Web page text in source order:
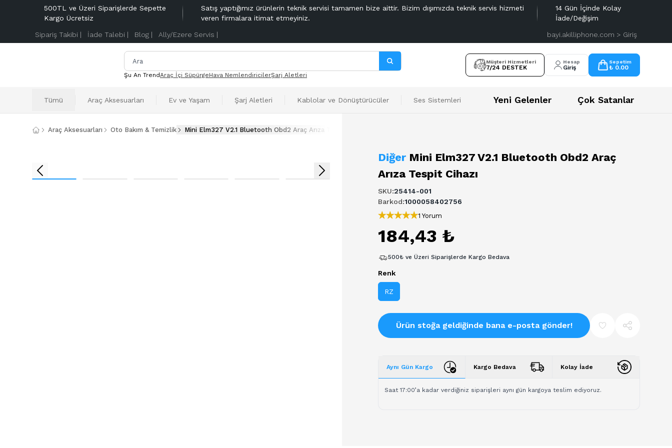
500TL ve Üzeri Siparişlerde Sepette
Kargo Ücretsiz
Satış yaptığımız ürünlerin teknik servisi tamamen bize aittir. Bizim dışımızda teknik servis hizmeti
veren firmalara itimat etmeyiniz.
14 Gün İçinde Kolay
İade/Değişim
Sipariş Takibi | İade Talebi | Blog | Ally/Ezere Servis | bayi.akilliphone.com > Giriş
Şu An TrendAraç İçi SüpürgeHava NemlendiricilerŞarj Aletleri
Müşteri Hizmetleri
7/24 DESTEK
Hesap
Giriş
Sepetim
₺ 0.00
Tümü Araç Aksesuarları Ev ve Yaşam Şarj Aletleri Kablolar ve Dönüştürücüler Ses Sistemleri Yeni Gelenler Çok Satanlar
Araç Aksesuarları Oto Bakım & Temizlik Mini Elm327 V2.1 Bluetooth Obd2 Araç Arıza Tespit Cihazı
Diğer Mini Elm327 V2.1 Bluetooth Obd2 Araç
Arıza Tespit Cihazı
SKU:25414-001
Barkod:1000058402756
1 Yorum
184,43 ₺
500₺ ve Üzeri Siparişlerde Kargo Bedava
Renk
RZ
Ürün stoğa geldiğinde bana e-posta gönder!
Aynı Gün Kargo Kargo Bedava Kolay İade
Saat 17:00’a kadar verdiğiniz siparişleri aynı gün kargoya teslim ediyoruz.